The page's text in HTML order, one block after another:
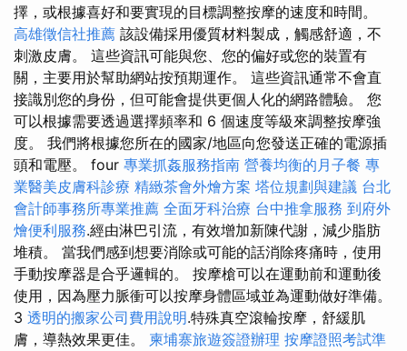
擇，或根據喜好和要實現的目標調整按摩的速度和時間。
高雄徵信社推薦 該設備採用優質材料製成，觸感舒適，不
刺激皮膚。 這些資訊可能與您、您的偏好或您的裝置有
關，主要用於幫助網站按預期運作。 這些資訊通常不會直
接識別您的身份，但可能會提供更個人化的網路體驗。 您
可以根據需要透過選擇頻率和 6 個速度等級來調整按摩強
度。 我們將根據您所在的國家/地區向您發送正確的電源插
頭和電壓。 four 專業抓姦服務指南 營養均衡的月子餐 專
業醫美皮膚科診療 精緻茶會外燴方案 塔位規劃與建議 台北
會計師事務所專業推薦 全面牙科治療 台中推拿服務 到府外
燴便利服務.經由淋巴引流，有效增加新陳代謝，減少脂肪
堆積。 當我們感到想要消除或可能的話消除疼痛時，使用
手動按摩器是合乎邏輯的。 按摩槍可以在運動前和運動後
使用，因為壓力脈衝可以按摩身體區域並為運動做好準備。
3 透明的搬家公司費用說明.特殊真空滾輪按摩，舒緩肌
膚，導熱效果更佳。 柬埔寨旅遊簽證辦理 按摩證照考試準